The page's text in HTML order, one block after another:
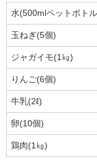
水(500mlペットボト
玉ねぎ(5個)
ジャガイモ(1㎏)
りんご(6個)
牛乳(2ℓ)
卵(10個)
鶏肉(1㎏)